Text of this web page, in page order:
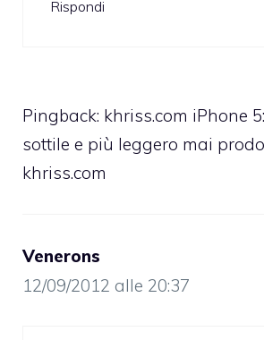
Rispondi
Pingback: khriss.com iPhone
sottile e più leggero mai
khriss.com
Venerons
12/09/2012 alle 20:37